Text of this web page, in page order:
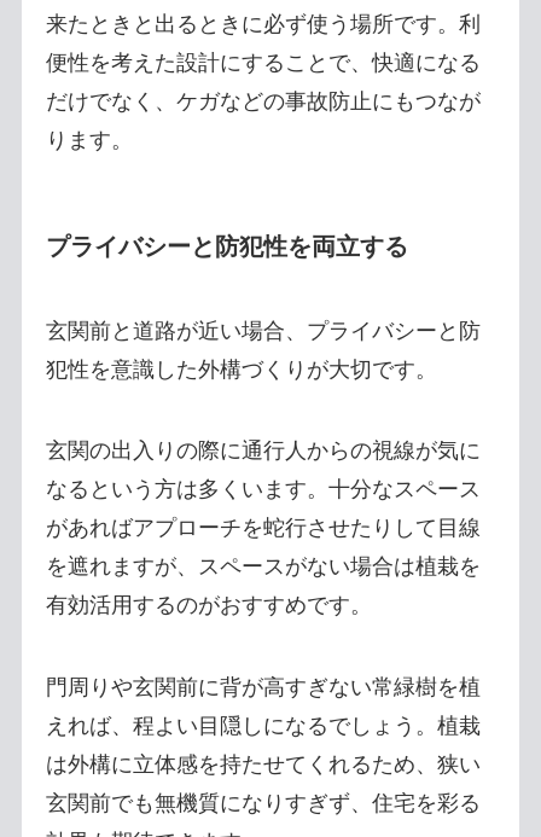
来たときと出るときに必ず使う場所です。利
便性を考えた設計にすることで、快適になる
だけでなく、ケガなどの事故防止にもつなが
ります。
プライバシーと防犯性を両立する
玄関前と道路が近い場合、プライバシーと防
犯性を意識した外構づくりが大切です。
玄関の出入りの際に通行人からの視線が気に
なるという方は多くいます。十分なスペース
があればアプローチを蛇行させたりして目線
を遮れますが、スペースがない場合は植栽を
有効活用するのがおすすめです。
門周りや玄関前に背が高すぎない常緑樹を植
えれば、程よい目隠しになるでしょう。植栽
は外構に立体感を持たせてくれるため、狭い
玄関前でも無機質になりすぎず、住宅を彩る